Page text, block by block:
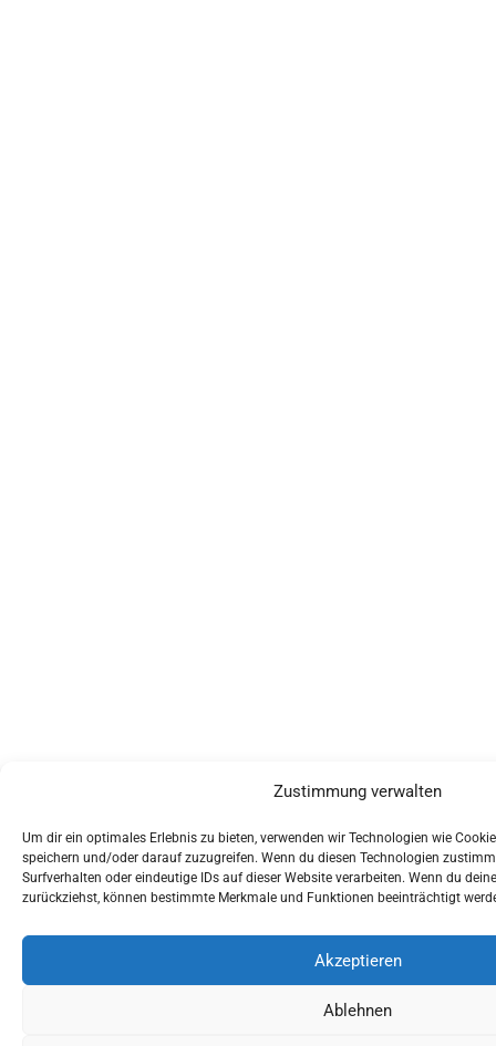
Zustimmung verwalten
Um dir ein optimales Erlebnis zu bieten, verwenden wir Technologien wie
speichern und/oder darauf zuzugreifen. Wenn du diesen Technologien
Surfverhalten oder eindeutige IDs auf dieser Website verarbeiten. Wenn du
zurückziehst, können bestimmte Merkmale und Funktionen beeinträchtigt
Akzeptieren
Ablehnen